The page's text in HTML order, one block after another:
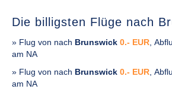
Die billigsten Flüge nach
» Flug von nach Brunswick 0.- EUR ,
am NA
» Flug von nach Brunswick 0.- EUR ,
am NA